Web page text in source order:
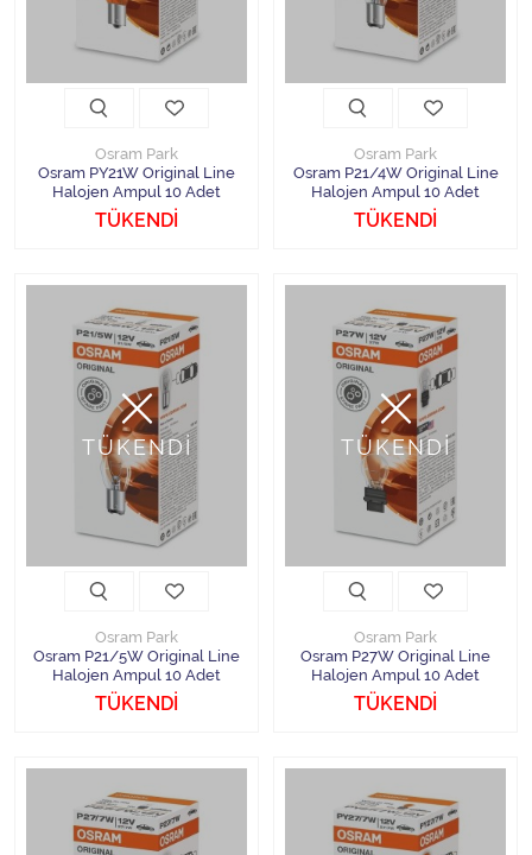
Osram Park
Osram PY21W Original Line
Halojen Ampul 10 Adet
TÜKENDİ
Osram Park
Osram P21/4W Original Line
Halojen Ampul 10 Adet
TÜKENDİ
TÜKENDİ
Osram Park
Osram P21/5W Original Line
Halojen Ampul 10 Adet
TÜKENDİ
TÜKENDİ
Osram Park
Osram P27W Original Line
Halojen Ampul 10 Adet
TÜKENDİ